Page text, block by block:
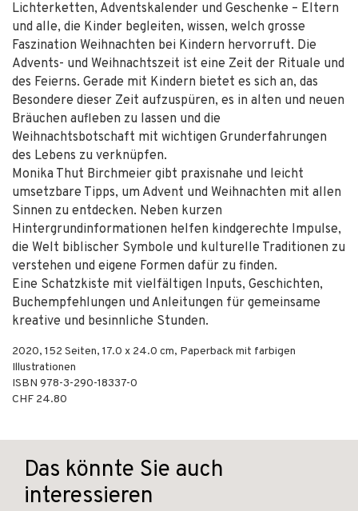
Lichterketten, Adventskalender und Geschenke – Eltern
und alle, die Kinder begleiten, wissen, welch grosse
Faszination Weihnachten bei Kindern hervorruft. Die
Advents- und Weihnachtszeit ist eine Zeit der Rituale und
des Feierns. Gerade mit Kindern bietet es sich an, das
Besondere dieser Zeit aufzuspüren, es in alten und neuen
Bräuchen aufleben zu lassen und die
Weihnachtsbotschaft mit wichtigen Grunderfahrungen
des Lebens zu verknüpfen.
Monika Thut Birchmeier gibt praxisnahe und leicht
umsetzbare Tipps, um Advent und Weihnachten mit allen
Sinnen zu entdecken. Neben kurzen
Hintergrundinformationen helfen kindgerechte Impulse,
die Welt biblischer Symbole und kulturelle Traditionen zu
verstehen und eigene Formen dafür zu finden.
Eine Schatzkiste mit vielfältigen Inputs, Geschichten,
Buchempfehlungen und Anleitungen für gemeinsame
kreative und besinnliche Stunden.
2020, 152 Seiten, 17.0 x 24.0 cm, Paperback mit farbigen
Illustrationen
ISBN 978-3-290-18337-0
CHF 24.80
Das könnte Sie auch
interessieren